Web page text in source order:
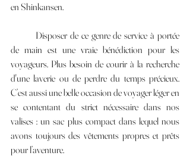
en Shinkansen.
de main est une vraie bénédiction pour les
voyageurs. Plus besoin de courir à la recherche
d'une laverie ou de perdre du temps précieux.
C’est aussi une belle occasion de voyager léger en
se contentant du strict nécessaire dans nos
valises : un sac plus compact dans lequel nous
avons toujours des vêtements propres et prêts
pour l’aventure.